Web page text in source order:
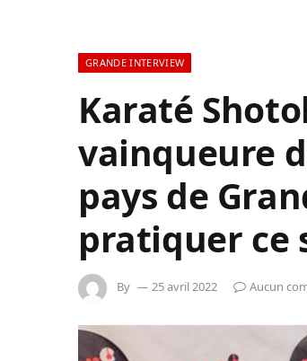
GRANDE INTERVIEW
Karaté
vainqueure
pays de
pratiquer ce
By 25 avril 2022 Aucun